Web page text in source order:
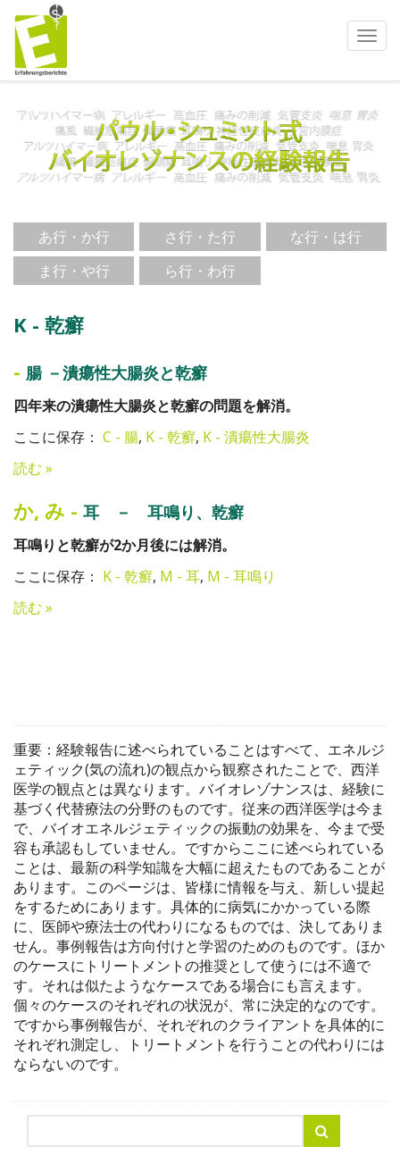
ナ
ゲ
シ
ョ
ン
を
あ行・か行
さ行・た行
な行・は行
ま行・や行
ら行・わ行
K - 乾癬
- 腸 －潰瘍性大腸炎と乾癬
四年来の潰瘍性大腸炎と乾癬の問題を解消。
ここに保存： C - 腸, K - 乾癬, K - 潰瘍性大腸炎
読む »
か, み - 耳 － 耳鳴り、乾癬
耳鳴りと乾癬が2か月後には解消。
ここに保存： K - 乾癬, M - 耳, M - 耳鳴り
読む »
重要：経験報告に述べられていることはすべて、エネルジ
ェティック(気の流れ)の観点から観察されたことで、西洋
医学の観点とは異なります。バイオレゾナンスは、経験に
基づく代替療法の分野のものです。従来の西洋医学は今ま
で、バイオエネルジェティックの振動の効果を、今まで受
容も承認もしていません。ですからここに述べられている
ことは、最新の科学知識を大幅に超えたものであることが
あります。このページは、皆様に情報を与え、新しい提起
をするためにあります。具体的に病気にかかっている際
に、医師や療法士の代わりになるものでは、決してありま
せん。事例報告は方向付けと学習のためのものです。ほか
のケースにトリートメントの推奨として使うには不適で
す。それは似たようなケースである場合にも言えます。
個々のケースのそれぞれの状況が、常に決定的なのです。
ですから事例報告が、それぞれのクライアントを具体的に
それぞれ測定し、トリートメントを行うことの代わりには
ならないのです。